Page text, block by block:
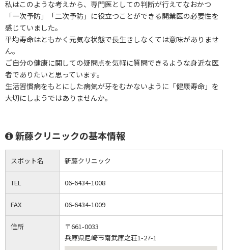
私はこのような考えから、専門医としての判断が行えてなおかつ
「一次予防」「二次予防」に役立つことができる開業医の必要性を
感じていました。
平均寿命はともかく元気な状態で長生きしなくては意味がありませ
ん。
ご自分の健康に関しての疑問点を気軽に質問できるような身近な医
者でありたいと思っています。
生活習慣病をもとにした病気が牙をむかないように「健康寿命」を
大切にしようではありませんか。
新藤クリニックの基本情報
スポット名 新藤クリニック
TEL 06-6434-1008
FAX 06-6434-1009
住所
〒661-0033
兵庫県尼崎市南武庫之荘1-27-1